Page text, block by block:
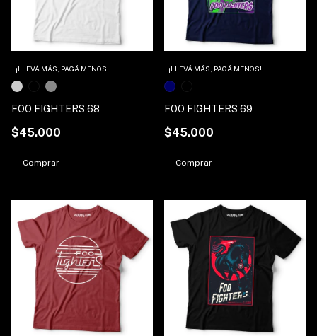
FOO FIGHTERS 68
$45.000
¡LLEVÁ MÁS, PAGÁ MENOS!
Comprar
FOO FIGHTERS 69
$45.000
¡LLEVÁ MÁS, PAGÁ MENOS!
Comprar